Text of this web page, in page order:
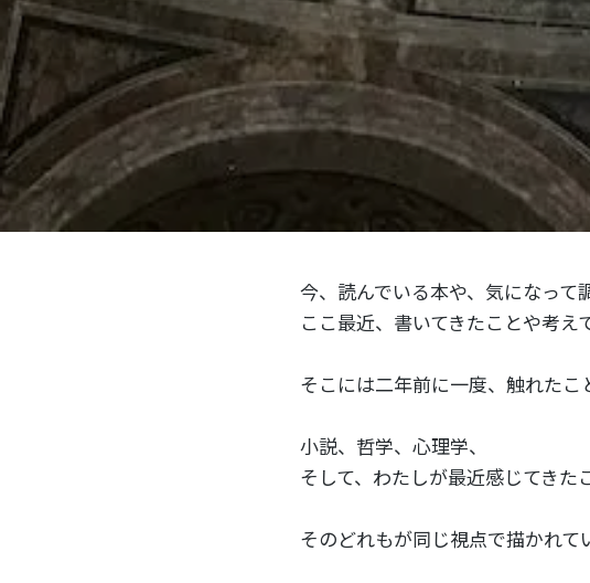
今、読んでいる本や、気になって
ここ最近、書いてきたことや考
そこには二年前に一度、触れたこ
小説、哲学、心理学、
そして、わたしが最近感じてきた
そのどれもが同じ視点で描かれて